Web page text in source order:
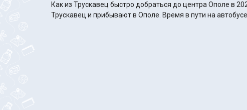
Как из Трускавец быстро добраться до центра Ополе в
Трускавец и прибывают в Ополе. Время в пути на